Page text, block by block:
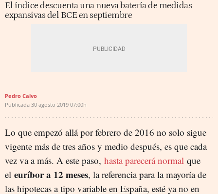
El índice descuenta una nueva batería de medidas
expansivas del BCE en septiembre
Pedro Calvo
Publicada 30 agosto 2019 07:00h
Lo que empezó allá por febrero de 2016 no solo sigue
vigente más de tres años y medio después, es que cada
vez va a más. A este paso, hasta parecerá normal que
el euríbor a 12 meses, la referencia para la mayoría de
las hipotecas a tipo variable en España, esté ya no en